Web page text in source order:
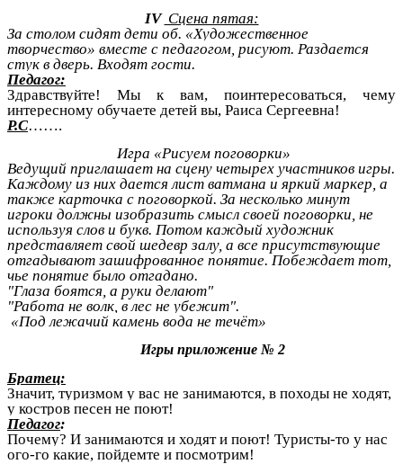
IV Сцена пятая:
За столом сидят дети об. «Художественное
творчество» вместе с педагогом, рисуют. Раздается
стук в дверь. Входят гости.
Педагог:
Здравствуйте! Мы к вам, поинтересоваться, чему
интересному обучаете детей вы, Раиса Сергеевна!
Р.С…….
Игра «Рисуем поговорки»
Ведущий приглашает на сцену четырех участников игры.
Каждому из них дается лист ватмана и яркий маркер, а
также карточка с поговоркой. За несколько минут
игроки должны изобразить смысл своей поговорки, не
используя слов и букв. Потом каждый художник
представляет свой шедевр залу, а все присутствующие
отгадывают зашифрованное понятие. Побеждает тот,
чье понятие было отгадано.
"Глаза боятся, а руки делают"
"Работа не волк, в лес не убежит".
«Под лежачий камень вода не течёт»
Игры приложение № 2
Братец:
Значит, туризмом у вас не занимаются, в походы не ходят,
у костров песен не поют!
Педагог:
Почему? И занимаются и ходят и поют! Туристы-то у нас
ого-го какие, пойдемте и посмотрим!